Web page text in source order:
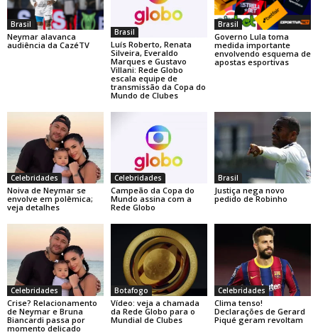
Brasil
Neymar alavanca
audiência da CazéTV
Brasil
Luís Roberto, Renata
Silveira, Everaldo
Marques e Gustavo
Villani: Rede Globo
escala equipe de
transmissão da Copa do
Mundo de Clubes
Brasil
Governo Lula toma
medida importante
envolvendo esquema de
apostas esportivas
Celebridades
Noiva de Neymar se
envolve em polêmica;
veja detalhes
Celebridades
Campeão da Copa do
Mundo assina com a
Rede Globo
Brasil
Justiça nega novo
pedido de Robinho
Celebridades
Crise? Relacionamento
de Neymar e Bruna
Biancardi passa por
momento delicado
Botafogo
Vídeo: veja a chamada
da Rede Globo para o
Mundial de Clubes
Celebridades
Clima tenso!
Declarações de Gerard
Piqué geram revoltam